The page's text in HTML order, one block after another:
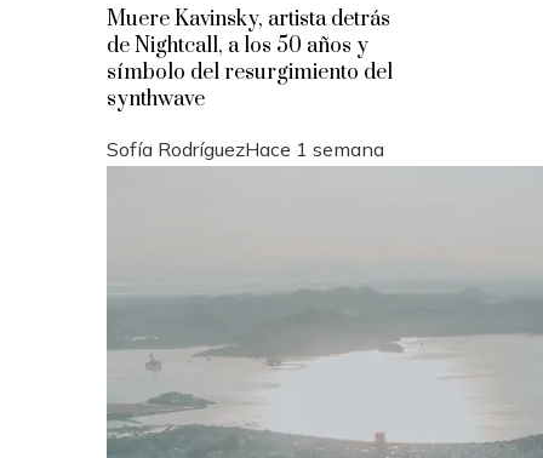
Muere Kavinsky, artista detrás
de Nightcall, a los 50 años y
símbolo del resurgimiento del
synthwave
Sofía RodríguezHace 1 semana